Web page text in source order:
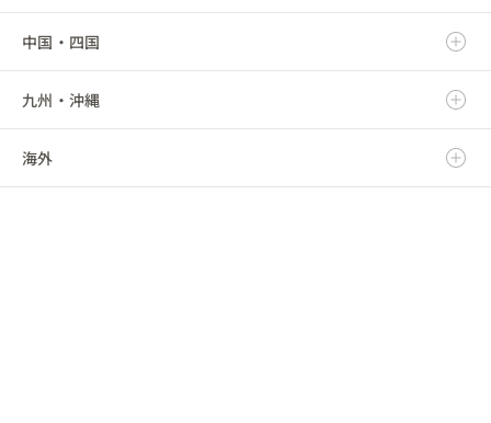
山形県
福島県
埼玉県
千葉県
東京都
愛知県
三重県
富山県
石川県
福井県
滋賀県
京都府
大阪府
中国・四国
鳥取県
島根県
九州・沖縄
福岡県
海外